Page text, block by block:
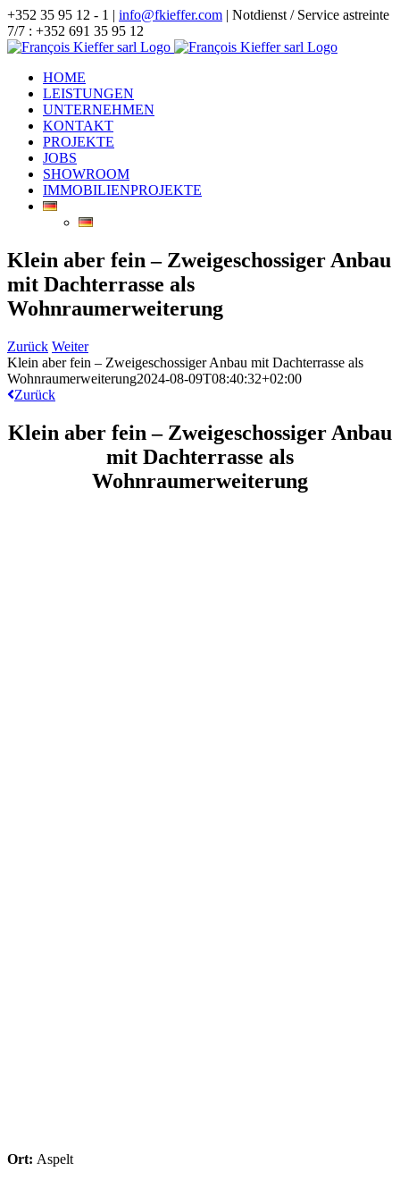
Zum
Inhalt
springen
+352 35 95 12 - 1 | info@fkieffer.com | Notdienst / Service astreinte
7/7 : +352 691 35 95 12
HOME
LEISTUNGEN
UNTERNEHMEN
KONTAKT
PROJEKTE
JOBS
SHOWROOM
IMMOBILIENPROJEKTE
Klein aber fein – Zweigeschossiger Anbau
mit Dachterrasse als
Wohnraumerweiterung
Zurück Weiter
Klein aber fein – Zweigeschossiger Anbau mit Dachterrasse als
Wohnraumerweiterung2024-08-09T08:40:32+02:00
Zurück
Klein aber fein – Zweigeschossiger Anbau
mit Dachterrasse als
Wohnraumerweiterung
Ort: Aspelt